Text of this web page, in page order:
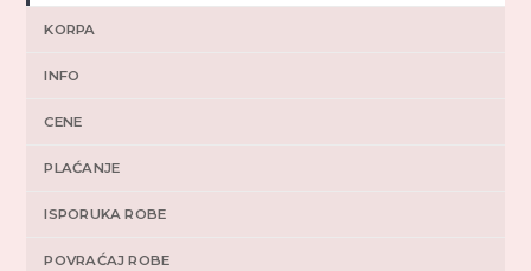
KORPA
INFO
CENE
PLAĆANJE
ISPORUKA ROBE
POVRAĆAJ ROBE